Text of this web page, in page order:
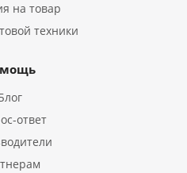
на товар
техники
ответ